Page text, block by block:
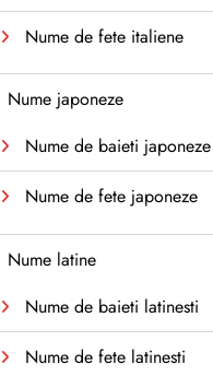
Nume de fete italiene
Nume japoneze
Nume de baieti japoneze
Nume de fete japoneze
Nume latine
Nume de baieti latinesti
Nume de fete latinesti